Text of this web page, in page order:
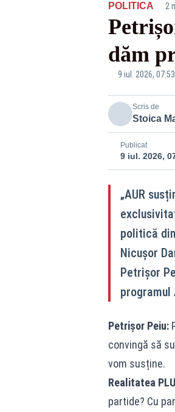
POLITICA· 2
dăm
9 iul. 2026, 07:53
Scris de
Stoica
Publicat
9 iul. 2026,
„AUR
politică
Nicușor
Petrișor
programul
Petrișor Peiu:
convingă să
vom susține.
Realitatea
partide? Cu